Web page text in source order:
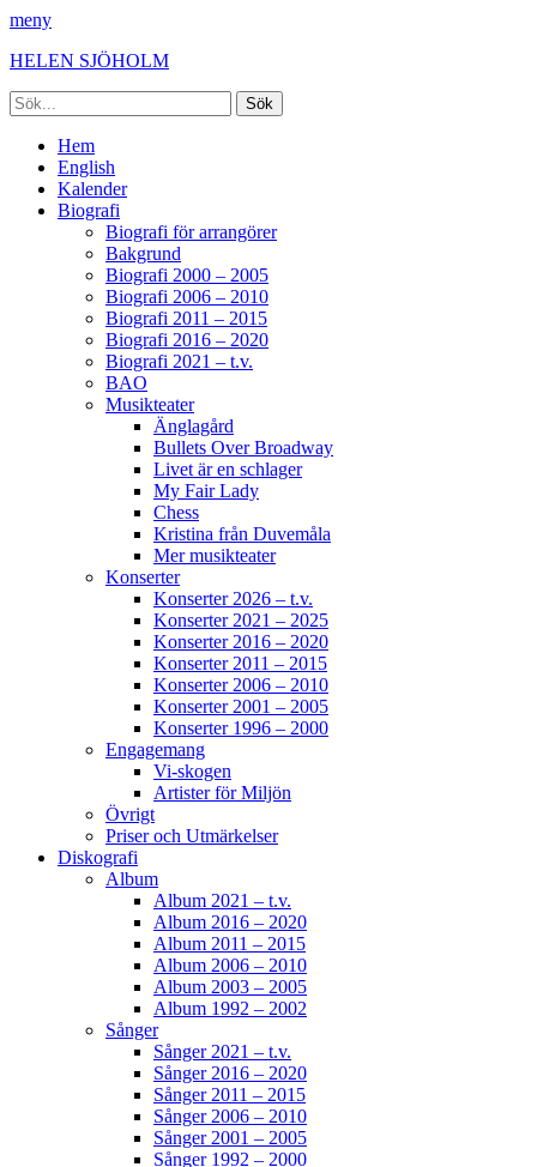
meny
HELEN SJÖHOLM
Sök
efter:
[label]
Primär
meny
Hoppa
innehåll
Hem
English
Kalender
Biografi
Biografi för arrangörer
Bakgrund
Biografi 2000 – 2005
Biografi 2006 – 2010
Biografi 2011 – 2015
Biografi 2016 – 2020
Biografi 2021 – t.v.
BAO
Musikteater
Änglagård
Bullets Over Broadway
Livet är en schlager
My Fair Lady
Chess
Kristina från Duvemåla
Mer musikteater
Konserter
Konserter 2026 – t.v.
Konserter 2021 – 2025
Konserter 2016 – 2020
Konserter 2011 – 2015
Konserter 2006 – 2010
Konserter 2001 – 2005
Konserter 1996 – 2000
Engagemang
Vi-skogen
Artister för Miljön
Övrigt
Priser och Utmärkelser
Diskografi
Album
Album 2021 – t.v.
Album 2016 – 2020
Album 2011 – 2015
Album 2006 – 2010
Album 2003 – 2005
Album 1992 – 2002
Sånger
Sånger 2021 – t.v.
Sånger 2016 – 2020
Sånger 2011 – 2015
Sånger 2006 – 2010
Sånger 2001 – 2005
Sånger 1992 – 2000